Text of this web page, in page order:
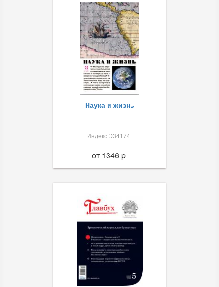
Наука и жизнь
Индекс Э34174
от 1346 p